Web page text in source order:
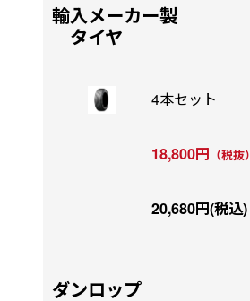
輸入メーカー製
タイヤ
4本セット
18,800円 （税抜）
20,680円(税込)
ダンロップ